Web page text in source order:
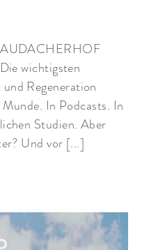
wichtigsten
Regeneration
In Podcasts. In
Studien. Aber
Und vor [...]